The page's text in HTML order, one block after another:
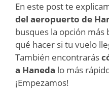
En este post te
del aeropuerto de
busques la opción más
qué hacer si tu vuelo
También encontrarás
a Haneda lo más
¡Empezamos!